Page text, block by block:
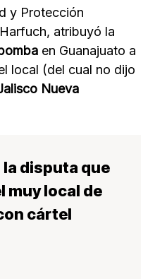
y Protección
atribuyó la
en Guanajuato a
local (del cual no dijo
Nueva
la disputa que
muy local de
cártel